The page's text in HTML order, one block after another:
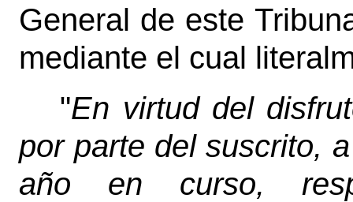
General de este
mediante el cual
"En virtud del
por parte del suscrito,
año en curso,